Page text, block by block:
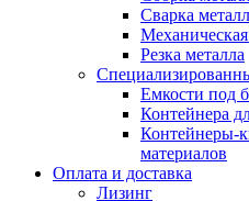
Сварка
Резка металла
Емкости под
Контейнера
Контейнеры-
материалов
Оплата и доставка
Лизинг